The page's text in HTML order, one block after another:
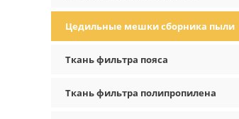
Цедильные мешки сборника пыли
Ткань фильтра пояса
Ткань фильтра полипропилена